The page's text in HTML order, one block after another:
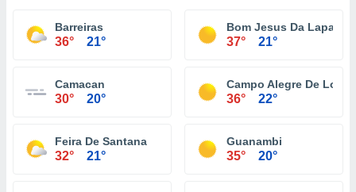
Barreiras
36° 21°
Bom Jesus Da Lapa
37° 21°
Camacan
30° 20°
Campo Alegre De
36° 22°
Feira De Santana
32° 21°
Guanambi
35° 20°